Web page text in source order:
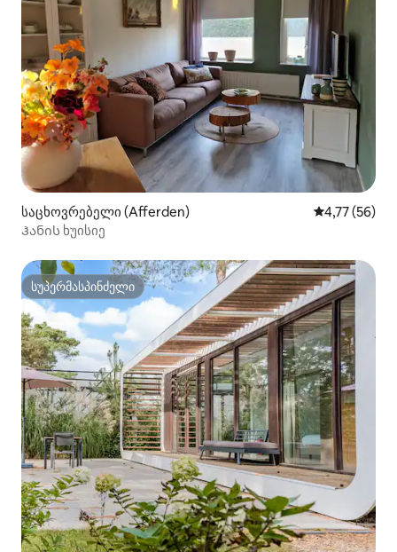
საცხოვრებელი (Afferden) საშუალო
4,77 (56)
Ჰანის ხუისიე
სუპერმასპინძელი
სუპერმასპინძელი